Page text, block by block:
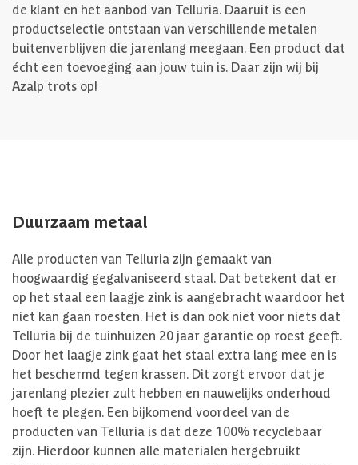
de klant en het aanbod van Telluria. Daaruit is een
productselectie ontstaan van verschillende metalen
buitenverblijven die jarenlang meegaan. Een product dat
écht een toevoeging aan jouw tuin is. Daar zijn wij bij
Azalp trots op!
Duurzaam metaal
Alle producten van Telluria zijn gemaakt van
hoogwaardig gegalvaniseerd staal. Dat betekent dat er
op het staal een laagje zink is aangebracht waardoor het
niet kan gaan roesten. Het is dan ook niet voor niets dat
Telluria bij de tuinhuizen 20 jaar garantie op roest geeft.
Door het laagje zink gaat het staal extra lang mee en is
het beschermd tegen krassen. Dit zorgt ervoor dat je
jarenlang plezier zult hebben en nauwelijks onderhoud
hoeft te plegen. Een bijkomend voordeel van de
producten van Telluria is dat deze 100% recyclebaar
zijn. Hierdoor kunnen alle materialen hergebruikt